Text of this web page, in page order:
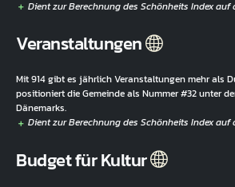
Veranstaltungen
Mit 914 gibt es jährlich Veranstaltungen mehr als
positioniert die Gemeinde als Nummer #32 unter
Dänemarks.
Budget für Kultur